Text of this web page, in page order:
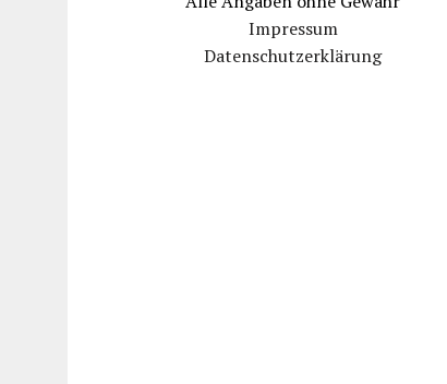
Impressum
Datenschutzerklärung